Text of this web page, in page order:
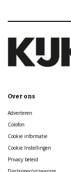
Over ons
Adverteren
Colofon
Cookie informatie
Cookie Instellingen
Privacy beleid